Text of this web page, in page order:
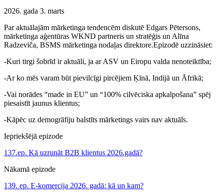
2026. gada 3. marts
Par aktuālajām mārketinga tendencēm diskutē Edgars Pētersons,
mārketinga aģentūras WKND partneris un stratēģis un Alīna
Radzeviča, BSMS mārketinga nodaļas direktore.Epizodē uzzināsiet:
-Kuri tirgi šobrīd ir aktuāli, ja ar ASV un Eiropu valda nenoteiktība;
-Ar ko mēs varam būt pievilcīgi pircējiem Ķīnā, Indijā un Āfrikā;
-Vai norādes “made in EU” un “100% cilvēciska apkalpošana” spēj
piesaistīt jaunus klientus;
-Kāpēc uz demogrāfiju balstīts mārketings vairs nav aktuāls.
Iepriekšējā epizode
137.ep. Kā uzrunāt B2B klientus 2026.gadā?
Nākamā epizode
139. ep. E-komercija 2026. gadā: kā un kam?